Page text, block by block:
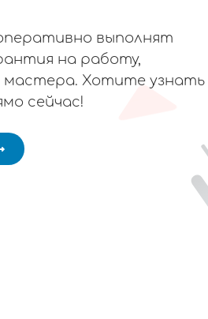
выполнят
на работу,
Хотите узнать
сейчас!